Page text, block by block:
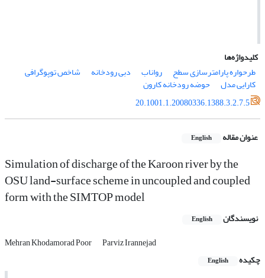
کلیدواژه‌ها
طرحواره پارامترسازی سطح
رواناب دبی رودخانه شاخص توپوگرافی
کارایی مدل
حوضه رودخانه کارون
20.1001.1.20080336.1388.3.2.7.5
عنوان مقاله English
Simulation of discharge of the Karoon river by the
OSU land-surface scheme in uncoupled and coupled
form with the SIMTOP model
نویسندگان English
Mehran Khodamorad Poor
Parviz Irannejad
چکیده
English